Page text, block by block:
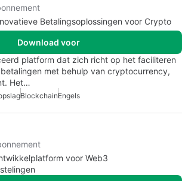
Betalingsoplossingen voor Crypto
Download voor
platform dat zich richt op het faciliteren
met behulp van cryptocurrency,
Het…
BlockchainEngels
voor Web3